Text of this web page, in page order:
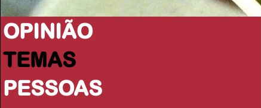
OPINIÃO
TEMAS
PESSOAS